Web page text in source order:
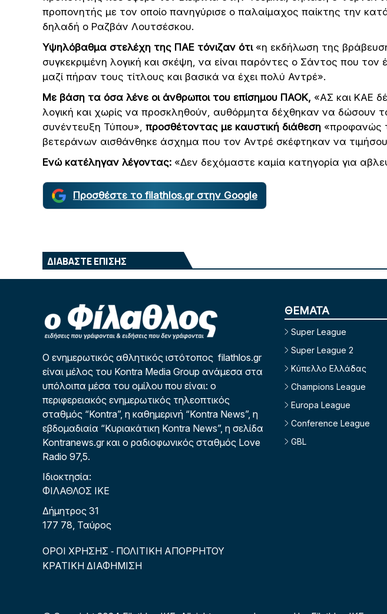
προπονητής με τον οποίο πανηγύρισε ο παλαίμαχος παίκτης την
δηλαδή ο Ραζβάν Λουτσέσκου.
Υψηλόβαθμα στελέχη της ΠΑΕ τόνιζαν ότι«η εκδήλωση της
συγκεκριμένη λογική και σκέψη, να είναι παρόντες ο Σάντος που
μαζί πήραν τους τίτλους και βασικά να έχει πολύ Αντρέ».
Με βάση τα όσα λένε οι άνθρωποι του επίσημου ΠΑΟΚ, «ΑΣ και ΚΑΕ
λογική και χωρίς να προσκληθούν, αυθόρμητα δέχθηκαν να δώσουν
συνέντευξη Τύπου», προσθέτοντας με καυστική διάθεση «προφανώς
βετεράνων αισθάνθηκε άσχημα που τον Αντρέ σκέφτηκαν να
Ενώ κατέληγαν λέγοντας: «Δεν δεχόμαστε καμία κατηγορία για
Προσθέστε το filathlos.gr στην Google
ΔΙΑΒΑΣΤΕ ΕΠΙΣΗΣ
Ο ενημερωτικός αθλητικός ιστότοπος filathlos.gr
είναι μέλος του Kontra Media Group ανάμεσα στα
υπόλοιπα μέσα του ομίλου που είναι: ο
περιφερειακός ενημερωτικός τηλεοπτικός
σταθμός “Kontra”, η καθημερινή “Kontra News”, η
εβδομαδιαία “Κυριακάτικη Kontra News”, η σελίδα
Kontranews.gr και ο ραδιοφωνικός σταθμός Love
Radio 97,5.
Ιδιοκτησία:
ΦΙΛΑΘΛΟΣ ΙΚΕ
Δήμητρος 31
177 78, Ταύρος
ΟΡΟΙ ΧΡΗΣΗΣ - ΠΟΛΙΤΙΚΗ ΑΠΟΡΡΗΤΟΥ
ΚΡΑΤΙΚΗ ΔΙΑΦΗΜΙΣΗ
ΘΕΜΑΤΑ
Super League
Super League 2
Κύπελλο Ελλάδας
Champions League
Europa League
Conference League
GBL